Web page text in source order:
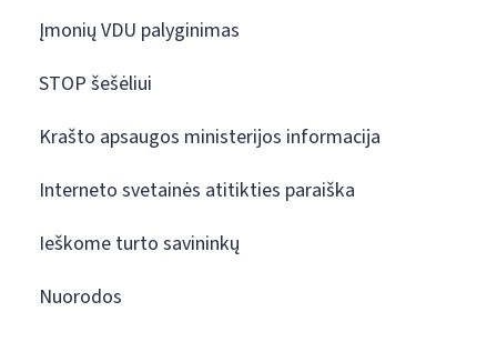
Įmonių VDU palyginimas
STOP šešėliui
Krašto apsaugos ministerijos informacija
Interneto svetainės atitikties paraiška
Ieškome turto savininkų
Nuorodos